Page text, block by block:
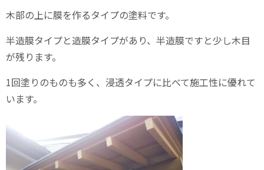
木部の上に膜を作るタイプの塗料です。
半造膜タイプと造膜タイプがあり、半造膜ですと少し木目
が残ります。
1回塗りのものも多く、浸透タイプに比べて施工性に優れて
います。